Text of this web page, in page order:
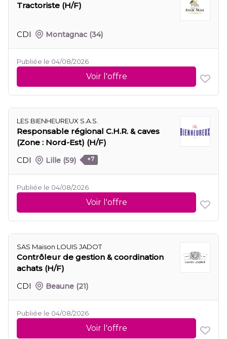
Tractoriste (H/F)
CDI Montagnac (34)
Publiée le 04/08/2026
Voir l'offre
LES BIENHEUREUX S.A.S.
Responsable régional C.H.R. & caves
(Zone : Nord-Est) (H/F)
CDI
Lille (59) +7
Publiée le 04/08/2026
Voir l'offre
SAS Maison LOUIS JADOT
Contrôleur de gestion & coordination
achats (H/F)
CDI
Beaune (21)
Publiée le 04/08/2026
Voir l'offre